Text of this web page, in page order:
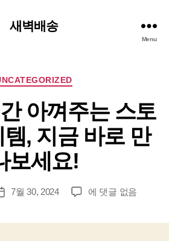
새벽배송
Menu
Categories
아껴주는 스토
, 지금 바로 만
보세요!
7월 30, 2024
냉
에 댓글 없음